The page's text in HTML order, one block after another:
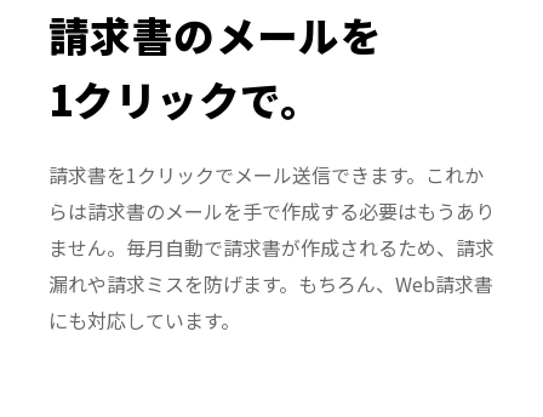
請求書のメールを
1クリックで。
請求書を1クリックでメール送信できます。これか
らは請求書のメールを手で作成する必要はもうあり
ません。毎月自動で請求書が作成されるため、請求
漏れや請求ミスを防げます。もちろん、Web請求書
にも対応しています。